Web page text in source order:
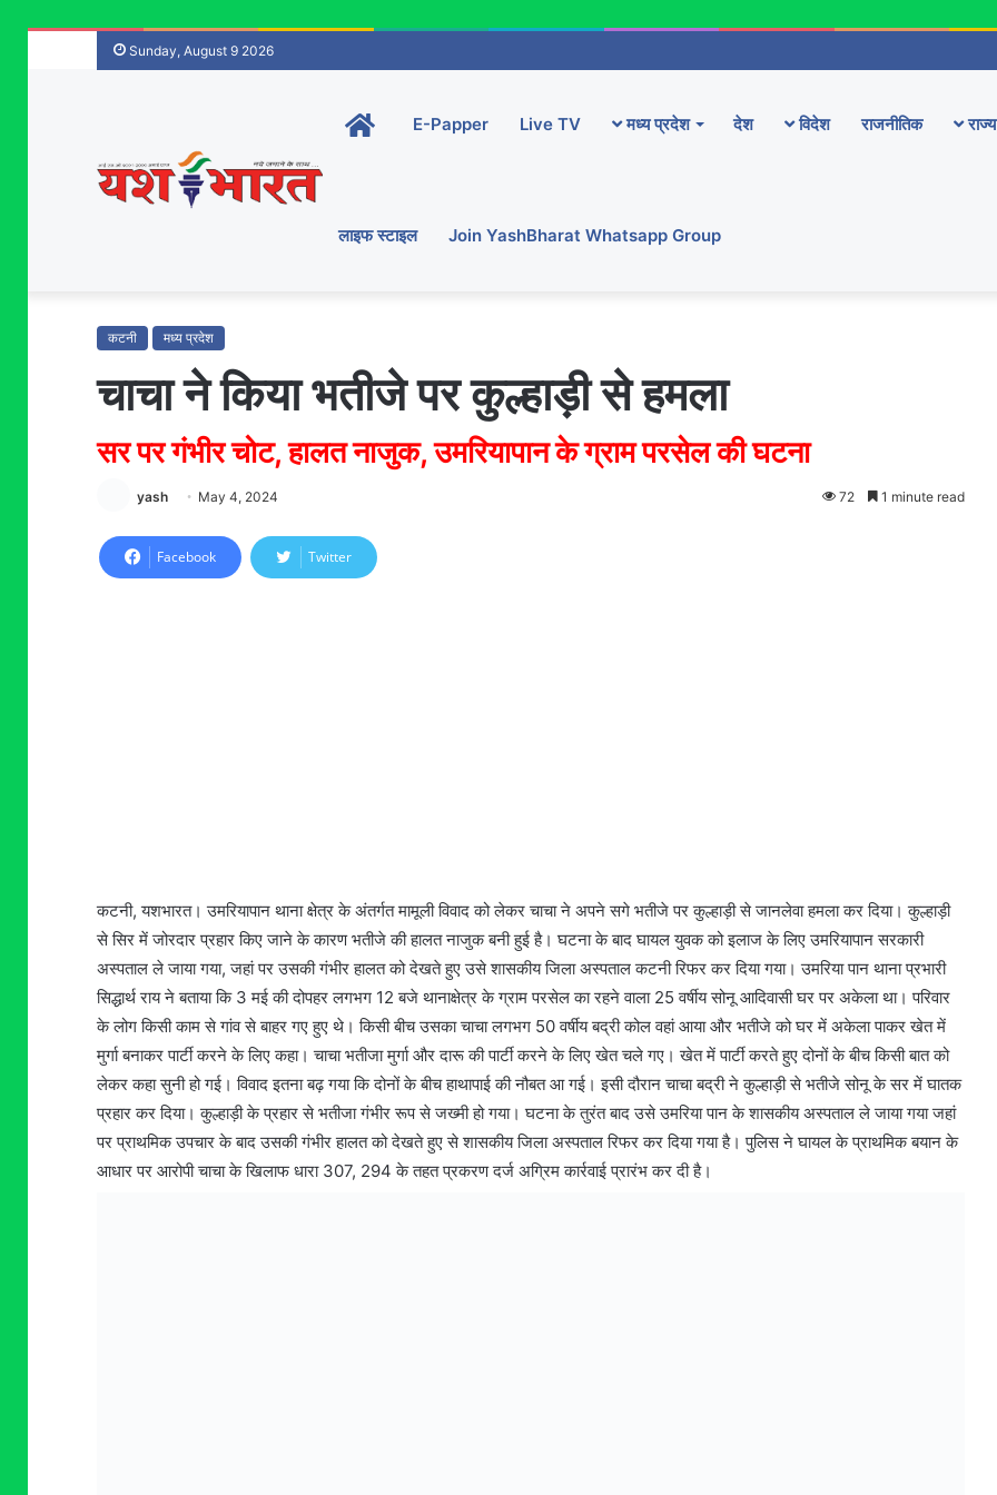
Sunday, August 9 2026
Home-
main
E-Papper Live TV मध्य प्रदेश देश विदेश राजनीतिक राज्य
लाइफ स्टाइल Join YashBharat Whatsapp Group
कटनी मध्य प्रदेश
चाचा ने किया भतीजे पर कुल्हाड़ी से हमला
सर पर गंभीर चोट, हालत नाजुक, उमरियापान के ग्राम परसेल की घटना
yash May 4, 2024 72 1 minute read
Facebook Twitter
कटनी, यशभारत। उमरियापान थाना क्षेत्र के अंतर्गत मामूली विवाद को लेकर चाचा ने अपने सगे भतीजे पर कुल्हाड़ी से जानलेवा हमला कर दिया। कुल्हाड़ी
से सिर में जोरदार प्रहार किए जाने के कारण भतीजे की हालत नाजुक बनी हुई है। घटना के बाद घायल युवक को इलाज के लिए उमरियापान सरकारी
अस्पताल ले जाया गया, जहां पर उसकी गंभीर हालत को देखते हुए उसे शासकीय जिला अस्पताल कटनी रिफर कर दिया गया। उमरिया पान थाना प्रभारी
सिद्धार्थ राय ने बताया कि 3 मई की दोपहर लगभग 12 बजे थानाक्षेत्र के ग्राम परसेल का रहने वाला 25 वर्षीय सोनू आदिवासी घर पर अकेला था। परिवार
के लोग किसी काम से गांव से बाहर गए हुए थे। किसी बीच उसका चाचा लगभग 50 वर्षीय बद्री कोल वहां आया और भतीजे को घर में अकेला पाकर खेत में
मुर्गा बनाकर पार्टी करने के लिए कहा। चाचा भतीजा मुर्गा और दारू की पार्टी करने के लिए खेत चले गए। खेत में पार्टी करते हुए दोनों के बीच किसी बात को
लेकर कहा सुनी हो गई। विवाद इतना बढ़ गया कि दोनों के बीच हाथापाई की नौबत आ गई। इसी दौरान चाचा बद्री ने कुल्हाड़ी से भतीजे सोनू के सर में घातक
प्रहार कर दिया। कुल्हाड़ी के प्रहार से भतीजा गंभीर रूप से जख्मी हो गया। घटना के तुरंत बाद उसे उमरिया पान के शासकीय अस्पताल ले जाया गया जहां
पर प्राथमिक उपचार के बाद उसकी गंभीर हालत को देखते हुए से शासकीय जिला अस्पताल रिफर कर दिया गया है। पुलिस ने घायल के प्राथमिक बयान के
आधार पर आरोपी चाचा के खिलाफ धारा 307, 294 के तहत प्रकरण दर्ज अग्रिम कार्रवाई प्रारंभ कर दी है।